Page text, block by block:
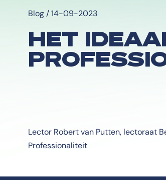
Blog / 14-09-2023
HET
Lector Robert van Putten, lectoraat
Professionaliteit